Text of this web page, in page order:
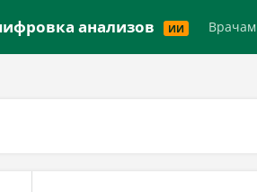
анализов ИИ Врачам